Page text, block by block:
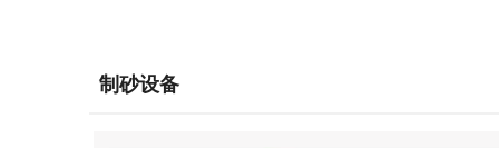
制砂设备